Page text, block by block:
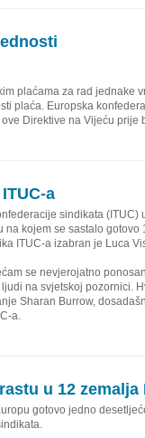
plaćama za rad jednake
plaća. Europska
Direktive na Vijeću prije
a
sindikata (ITUC)
kojem se sastalo gotovo
ITUC-a izabran je Luca
se nevjerojatno
na svjetskoj pozornici.
Sharan Burrow,
a.
u 12 zemalja
gotovo jedno